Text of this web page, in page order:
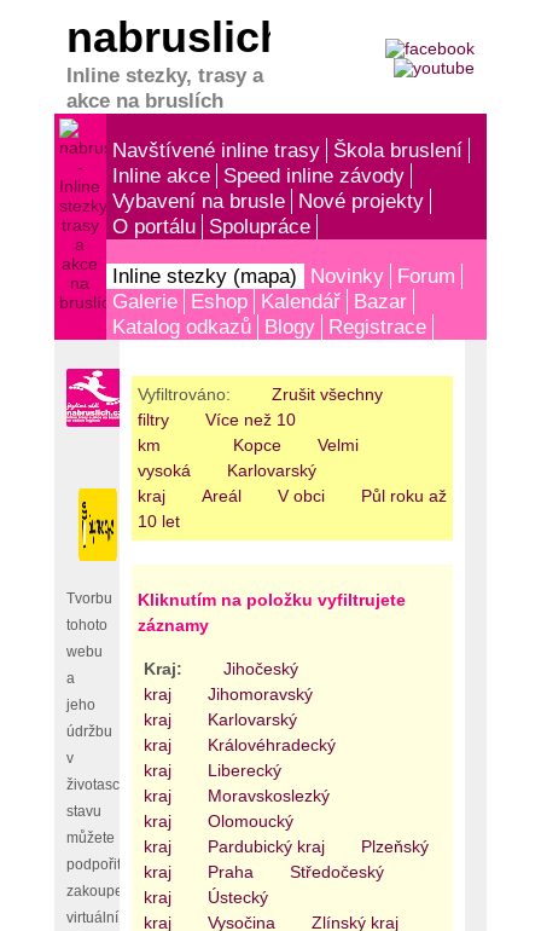
nabruslich.cz
Inline stezky, trasy a
akce na bruslích
Navštívené inline trasy
Škola bruslení
Inline akce
Speed inline závody
Vybavení na brusle
Nové projekty
O portálu
Spolupráce
Inline stezky (mapa) Novinky
Forum
Galerie
Eshop Kalendář
Bazar
Katalog odkazů
Blogy Registrace
Tvorbu
tohoto
webu
a
jeho
údržbu
v
životaschopném
stavu
můžete
podpořit
zakoupením
virtuální
Vyfiltrováno:
Zrušit všechny
filtry
Více než 10
km
Kopce
Velmi
vysoká
Karlovarský
kraj
Areál V obci
Půl roku až
10 let
Kliknutím na položku vyfiltrujete
záznamy
Kraj:
Jihočeský
kraj
Jihomoravský
kraj
Karlovarský
kraj
Královéhradecký
kraj
Liberecký
kraj
Moravskoslezký
kraj
Olomoucký
kraj
Pardubický kraj
Plzeňský
kraj
Praha
Středočeský
kraj
Ústecký
kraj
Vysočina
Zlínský kraj